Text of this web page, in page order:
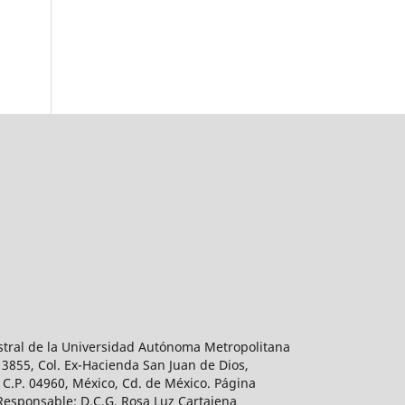
de la Universidad Autónoma Metropolitana
Col. Ex-Hacienda San Juan de Dios,
04960, México, Cd. de México. Página
D.C.G. Rosa Luz Cartajena